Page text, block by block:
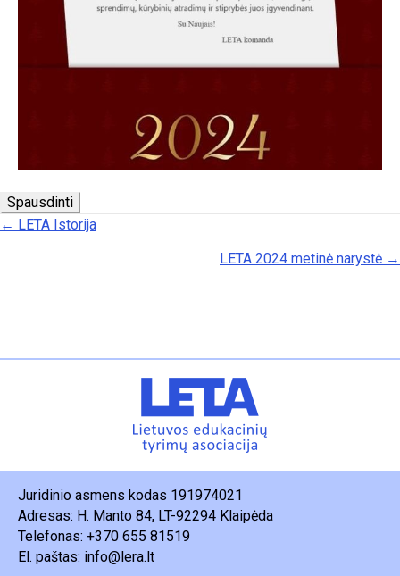
Spausdinti
Posts navigation
← LETA Istorija
LETA 2024 metinė narystė →
Juridinio asmens kodas 191974021
Adresas: H. Manto 84, LT-92294 Klaipėda
Telefonas: +370 655 81519
El. paštas: info@lera.lt